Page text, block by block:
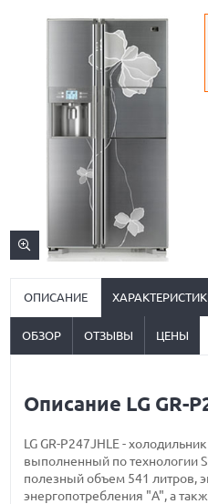
ОПИСАНИЕ
ОБЗОР ОТЗЫВЫ ЦЕНЫ
Описание LG GR-
LG GR-P247JHLE -
выполненный по технологии
полезный объем 541 литров,
энергопотребления "A", а